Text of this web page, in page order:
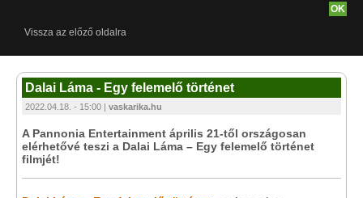
Vissza az előző oldalra
Dalai Láma - Egy felemelő történet
2022.04.18. - 15:00 | vaskarika.hu
A Pannonia Entertainment április 21-től országosan
elérhetővé teszi a Dalai Láma – Egy felemelő történet
filmjét!